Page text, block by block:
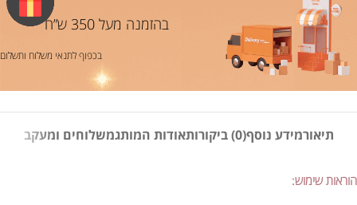
בהזמנה מעל 350 ש”ח
בכפוף לתנאי משלוח ותשלום
תיאורמידע נוסף(0) ביקורות אודות המותגמשלוחים ומעקב
הוראות שימוש: